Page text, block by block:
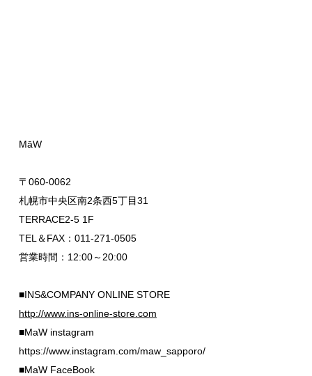
MāW
〒060-0062
札幌市中央区南2条西5丁目31
TERRACE2-5 1F
TEL＆FAX：011-271-0505
営業時間：12:00～20:00
■INS&COMPANY ONLINE STORE
http://www.ins-online-store.com
■MaW instagram
https://www.instagram.com/maw_sapporo/
■MaW FaceBook